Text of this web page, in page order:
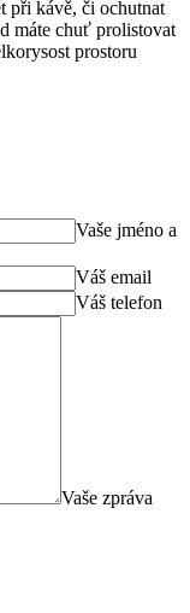
při kávě, či ochutnat
máte chuť prolistovat
prostoru
Vaše jméno a
Váš email
Váš telefon
Vaše zpráva